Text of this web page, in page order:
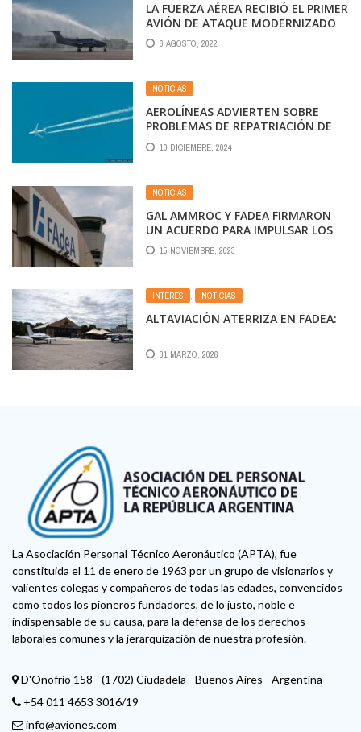
LA FUERZA AÉREA RECIBIÓ EL PRIMER
AVIÓN DE ATAQUE MODERNIZADO
EN ARGENTINA
6 AGOSTO, 2022
NOTICIAS
AEROLÍNEAS ADVIERTEN SOBRE
PROBLEMAS DE REPATRIACIÓN DE
FONDOS EN BOLIVIA Y OTROS PAÍSES
10 DICIEMBRE, 2024
NOTICIAS
GAL AMMROC Y FADEA FIRMARON
UN ACUERDO PARA IMPULSAR LOS
SERVICIOS MRO EN LA INDUSTRIA
AEROESPACIAL
15 NOVIEMBRE, 2023
INTERÉS , NOTICIAS
ALTAVIACIÓN ATERRIZA EN FADEA:
31 MARZO, 2026
La Asociación Personal Técnico Aeronáutico (APTA), fue
constituida el 11 de enero de 1963 por un grupo de visionarios y
valientes colegas y compañeros de todas las edades, convencidos
como todos los pioneros fundadores, de lo justo, noble e
indispensable de su causa, para la defensa de los derechos
laborales comunes y la jerarquización de nuestra profesión.
D'Onofrio 158 - (1702) Ciudadela - Buenos Aires - Argentina
+54 011 4653 3016/19
info@aviones.com